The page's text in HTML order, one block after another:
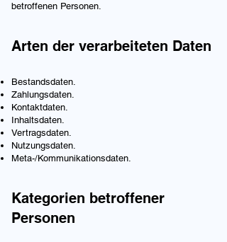
betroffenen Personen.
Arten der verarbeiteten Daten
Bestandsdaten.
Zahlungsdaten.
Kontaktdaten.
Inhaltsdaten.
Vertragsdaten.
Nutzungsdaten.
Meta-/Kommunikationsdaten.
Kategorien betroffener
Personen